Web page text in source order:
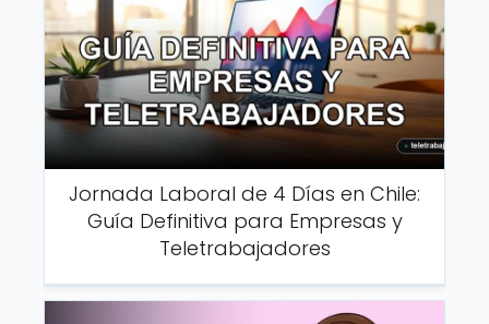
Jornada Laboral de 4 Días en Chile:
Guía Definitiva para Empresas y
Teletrabajadores